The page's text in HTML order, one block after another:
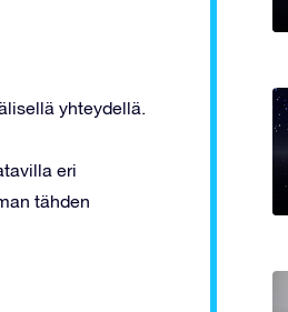
yhteydellä.
eri
tähden